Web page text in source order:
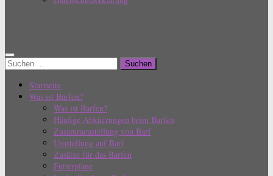
Suchen
Startseite
Was ist Barfen?
Was ist Barfen?
Häufige Abkürzungen beim Barfen
Zusammenstellung von Barf
Umstellung auf Barf
Zusätze für das Barfen
Futterpläne